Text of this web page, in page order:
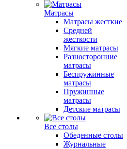
Матрасы
Матрасы жесткие
Средней
жесткости
Мягкие матрасы
Разносторонние
матрасы
Беспружинные
матрасы
Пружинные
матрасы
Детские матрасы
Все столы
Обеденные столы
Журнальные